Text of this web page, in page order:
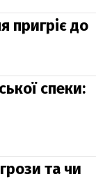
пригріє до
спеки:
та чи